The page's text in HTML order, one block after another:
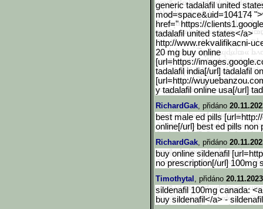
generic tadalafil united
mod=space&uid=104174
href=" https://
tadalafil united states</a>
http://www.rekvalifikacni-
20 mg buy online
[url=https://images.googl
tadalafil india[/url] tadalafil
[url=http://
y tadalafil online usa[/url]
RichardGak, přidáno
best male ed pills
online[/url] best ed pills non
RichardGak, přidáno
buy online sildenafil
no prescription[/url] 100mg
Timothytal , přidáno
sildenafil 100mg canada:
buy sildenafil</a> -